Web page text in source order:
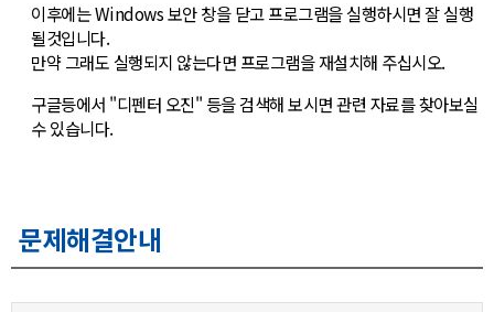
이후에는 Windows 보안 창을 닫고 프로그램을 실행하시면 잘 실행
될것입니다.
만약 그래도 실행되지 않는다면 프로그램을 재설치해 주십시오.
구글등에서 "디펜터 오진" 등을 검색해 보시면 관련 자료를 찾아보실
수 있습니다.
문제해결안내